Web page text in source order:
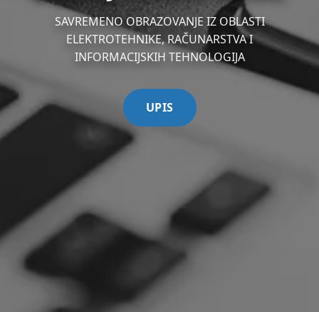
SAVREMENO OBRAZOVANJE IZ OBLASTI
ELEKTROTEHNIKE, RAČUNARSTVA I
INFORMACIJSKIH TEHNOLOGIJA
UPIS